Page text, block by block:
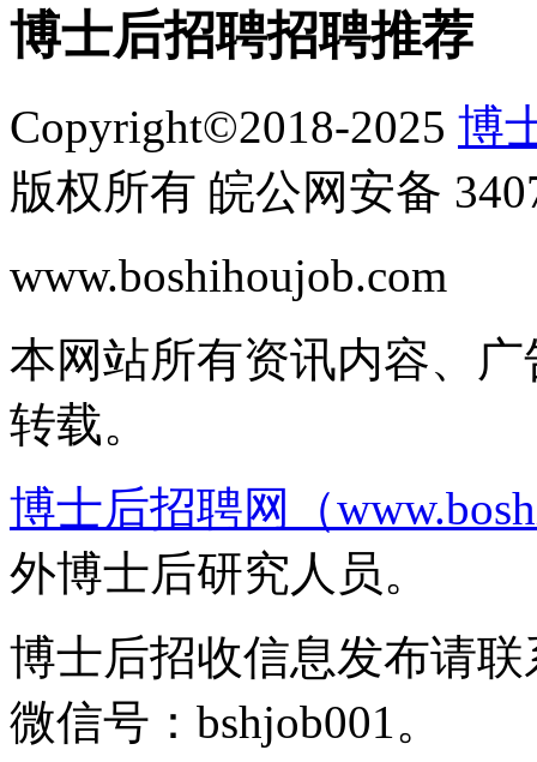
博士后招聘招聘推荐
Copyright©2018-2025 博
版权所有 皖公网安备
www.boshihoujob.com
本网站所有资讯内容、
转载。
博士后招聘网（
外博士后研究人员。
博士后招收信息发布请联
微信号：bshjob001。